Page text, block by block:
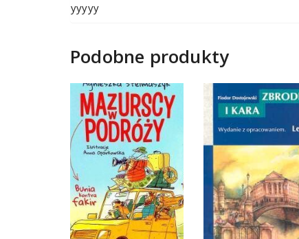
yyyyy
Podobne produkty